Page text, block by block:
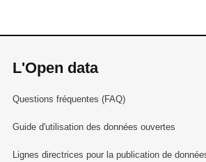
L'Open data
Questions fréquentes (FAQ)
Guide d'utilisation des données ouvertes
Lignes directrices pour la publication de